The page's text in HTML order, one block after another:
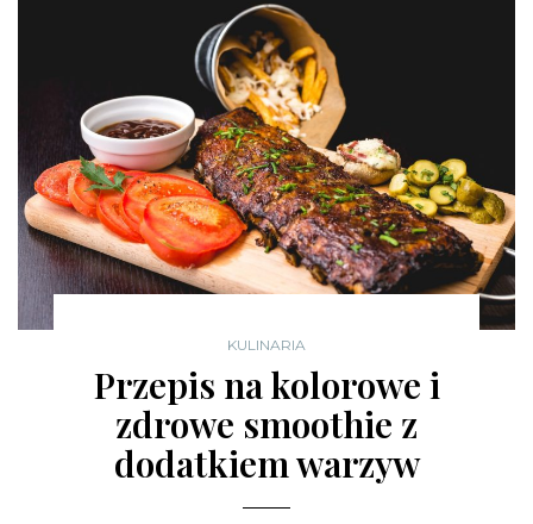
KULINARIA
Przepis na kolorowe i
zdrowe smoothie z
dodatkiem warzyw